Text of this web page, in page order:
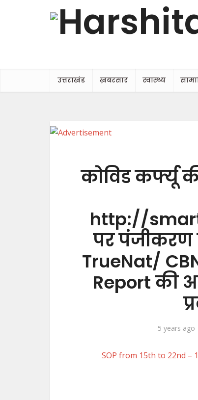
उत्तराखंड ख़बरसार स्वास्थ्य
कोविड कर्फ्यू
http://
पर पंजीकरण
TrueNat/
Report की
5 years ago
SOP from 15th to 22nd – 1